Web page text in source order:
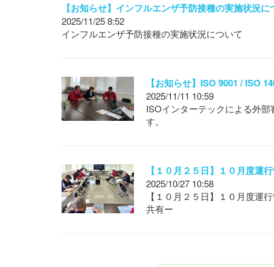
【お知らせ】インフルエンザ予防接種の実施状況に
2025/11/25 8:52
インフルエンザ予防接種の実施状況について
【お知らせ】ISO 9001 / ISO
2025/11/11 10:59
ISOインターテックによる外
す。
【１０月２５日】１０月度運
2025/10/27 10:58
【１０月２５日】１０月度運
共有ー